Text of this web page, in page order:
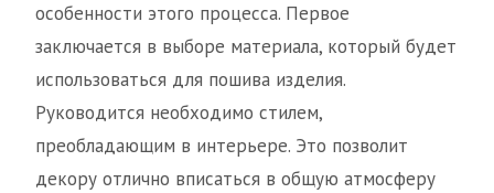
особенности этого процесса. Первое
заключается в выборе материала, который будет
использоваться для пошива изделия.
Руководится необходимо стилем,
преобладающим в интерьере. Это позволит
декору отлично вписаться в общую атмосферу